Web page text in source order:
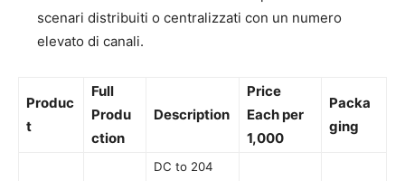
scenari distribuiti o centralizzati con un numero
elevato di canali.
Produc
t
Full
Produ
ction
Description
Price
Each per
1,000
Packa
ging
DC to 204